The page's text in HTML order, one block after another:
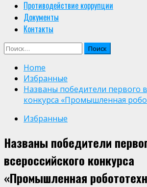
Противодействие коррупции
Документы
Контакты
Найти:
Home
Избранные
Названы победители первого
конкурса «Промышленная
Избранные
Названы победители
всероссийского конкурса
«Промышленная